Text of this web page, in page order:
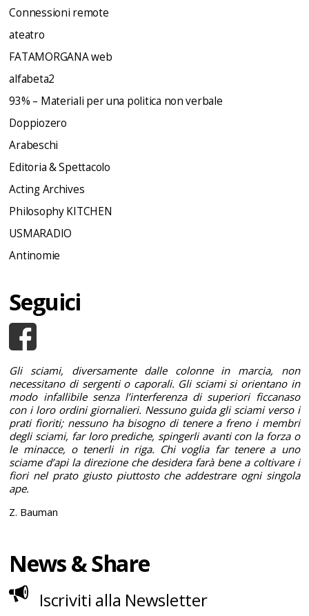
Connessioni remote
ateatro
FATAMORGANA web
alfabeta2
93% – Materiali per una politica non verbale
Doppiozero
Arabeschi
Editoria & Spettacolo
Acting Archives
Philosophy KITCHEN
USMARADIO
Antinomie
Seguici
Gli sciami, diversamente dalle colonne in marcia, non
necessitano di sergenti o caporali. Gli sciami si orientano in
modo infallibile senza l’interferenza di superiori ficcanaso
con i loro ordini giornalieri. Nessuno guida gli sciami verso i
prati fioriti; nessuno ha bisogno di tenere a freno i membri
degli sciami, far loro prediche, spingerli avanti con la forza o
le minacce, o tenerli in riga. Chi voglia far tenere a uno
sciame d’api la direzione che desidera farà bene a coltivare i
fiori nel prato giusto piuttosto che addestrare ogni singola
ape.
Z. Bauman
News & Share
Iscriviti alla Newsletter